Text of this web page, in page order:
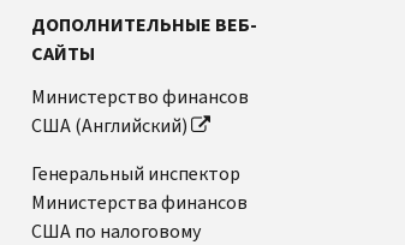
ДОПОЛНИТЕЛЬНЫЕ ВЕБ-
САЙТЫ
Министерство финансов
США (Английский)
Генеральный инспектор
Министерства финансов
США по налоговому